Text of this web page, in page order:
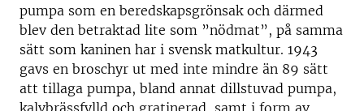
pumpa som en beredskapsgrönsak och därmed
blev den betraktad lite som ”nödmat”, på samma
sätt som kaninen har i svensk matkultur. 1943
gavs en broschyr ut med inte mindre än 89 sätt
att tillaga pumpa, bland annat dillstuvad pumpa,
kalvbrässfylld och gratinerad, samt i form av